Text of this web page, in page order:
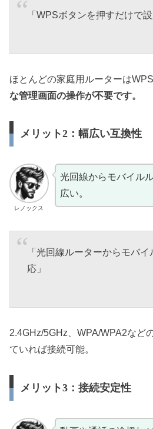
「WPSボタンを押すだけで設
ほとんどの家庭用ルーターは
な管理画面の操作が不要です。
メリット2：幅広い互換性
レノックス
光回線からモバイル
広い。
「光回線ルーターからモバ
応」
2.4GHz/5GHz、WPA/WPA2など
ていれば接続可能。
メリット3：接続安定性